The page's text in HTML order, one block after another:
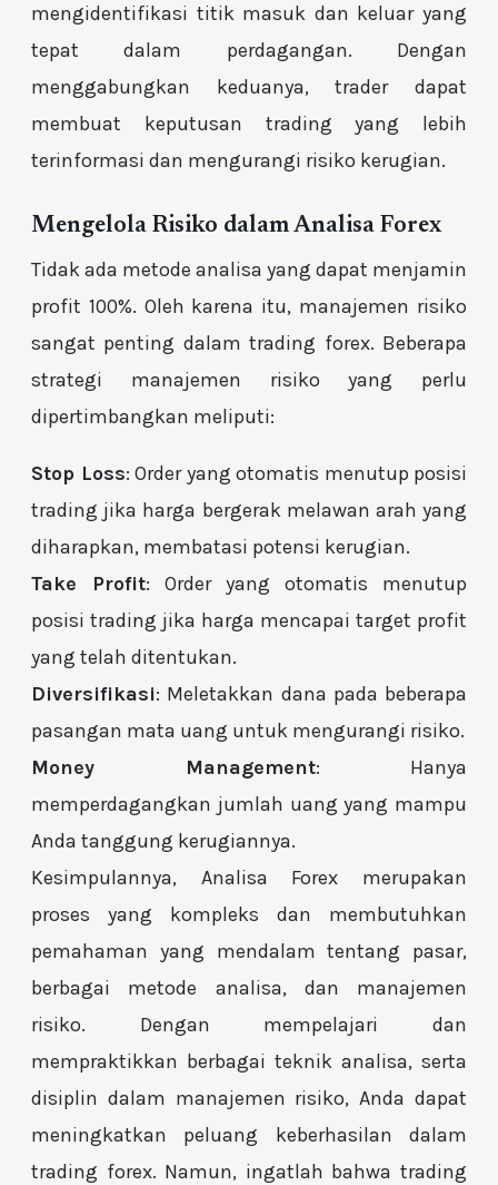
mengidentifikasi titik masuk dan keluar yang
tepat dalam perdagangan. Dengan
menggabungkan keduanya, trader dapat
membuat keputusan trading yang lebih
terinformasi dan mengurangi risiko kerugian.
Mengelola Risiko dalam Analisa Forex
Tidak ada metode analisa yang dapat menjamin
profit 100%. Oleh karena itu, manajemen risiko
sangat penting dalam trading forex. Beberapa
strategi manajemen risiko yang perlu
dipertimbangkan meliputi:
Stop Loss: Order yang otomatis menutup posisi
trading jika harga bergerak melawan arah yang
diharapkan, membatasi potensi kerugian.
Take Profit: Order yang otomatis menutup
posisi trading jika harga mencapai target profit
yang telah ditentukan.
Diversifikasi: Meletakkan dana pada beberapa
pasangan mata uang untuk mengurangi risiko.
Money Management: Hanya
memperdagangkan jumlah uang yang mampu
Anda tanggung kerugiannya.
Kesimpulannya, Analisa Forex merupakan
proses yang kompleks dan membutuhkan
pemahaman yang mendalam tentang pasar,
berbagai metode analisa, dan manajemen
risiko. Dengan mempelajari dan
mempraktikkan berbagai teknik analisa, serta
disiplin dalam manajemen risiko, Anda dapat
meningkatkan peluang keberhasilan dalam
trading forex. Namun, ingatlah bahwa trading